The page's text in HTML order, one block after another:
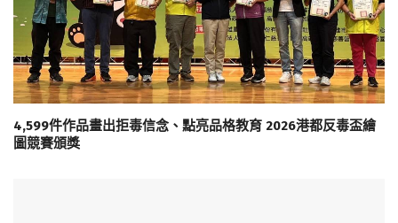
4,599件作品畫出拒毒信念、點亮品格教育 2026港都反毒盃繪
圖競賽頒獎